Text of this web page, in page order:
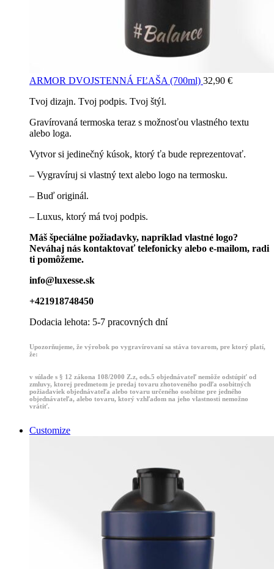
ARMOR DVOJSTENNÁ FĽAŠA (700ml) 32,90 €
Tvoj dizajn. Tvoj podpis. Tvoj štýl.
Gravírovaná termoska teraz s možnosťou vlastného textu
alebo loga.
Vytvor si jedinečný kúsok, ktorý ťa bude reprezentovať.
– Vygravíruj si vlastný text alebo logo na termosku.
– Buď originál.
– Luxus, ktorý má tvoj podpis.
Máš špeciálne požiadavky, napríklad vlastné logo?
Neváhaj nás kontaktovať telefonicky alebo e-mailom, radi
ti pomôžeme.
info@luxesse.sk
+421918748450
Dodacia lehota: 5-7 pracovných dní
Upozorňujeme, že výrobok po vygravírovaní sa stáva tovarom, pre ktorý platí,
že:
v súlade s § 12 zákona 108/2000 Z.z, ods.5 objednávateľ nemôže odstúpiť od
zmluvy, ktorej predmetom je predaj tovaru zhotoveného podľa osobitných
požiadaviek objednávateľa alebo tovaru určeného osobitne pre jedného
objednávateľa, alebo tovaru, ktorý vzhľadom na jeho vlastnosti nemožno
vrátiť.
Customize